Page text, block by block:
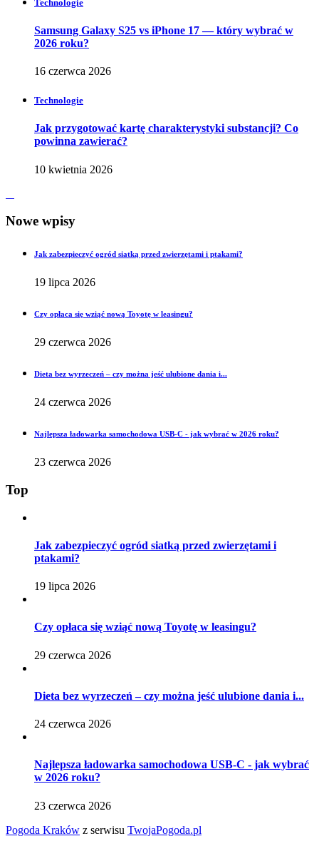
Technologie
Samsung Galaxy S25 vs iPhone 17 — który wybrać w
2026 roku?
16 czerwca 2026
Technologie
Jak przygotować kartę charakterystyki substancji? Co
powinna zawierać?
10 kwietnia 2026
Nowe wpisy
Jak zabezpieczyć ogród siatką przed zwierzętami i ptakami?
19 lipca 2026
Czy opłaca się wziąć nową Toyotę w leasingu?
29 czerwca 2026
Dieta bez wyrzeczeń – czy można jeść ulubione dania i...
24 czerwca 2026
Najlepsza ładowarka samochodowa USB-C - jak wybrać w 2026 roku?
23 czerwca 2026
Top
Jak zabezpieczyć ogród siatką przed zwierzętami i
ptakami?
19 lipca 2026
Czy opłaca się wziąć nową Toyotę w leasingu?
29 czerwca 2026
Dieta bez wyrzeczeń – czy można jeść ulubione dania i...
24 czerwca 2026
Najlepsza ładowarka samochodowa USB-C - jak wybrać
w 2026 roku?
23 czerwca 2026
Pogoda Kraków z serwisu TwojaPogoda.pl